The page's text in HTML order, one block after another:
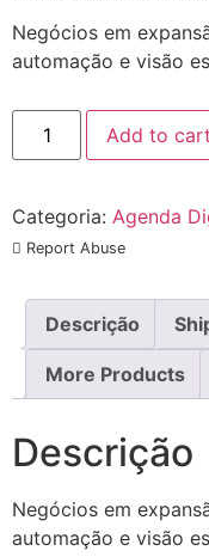
Negócios em
automação e visão
Add to cart
Categoria: Agenda
Report Abuse
Descrição
More Products
Descrição
Negócios em
automação e visão